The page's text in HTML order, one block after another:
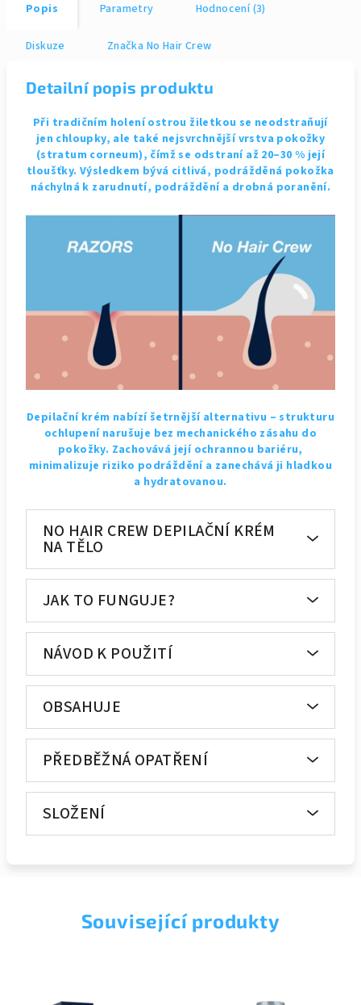
Popis Parametry Hodnocení (3)
Diskuze Značka No Hair Crew
Detailní popis produktu
Při tradičním holení ostrou žiletkou se neodstraňují
jen chloupky, ale také nejsvrchnější vrstva pokožky
(stratum corneum), čímž se odstraní až 20–30 % její
tloušťky. Výsledkem bývá citlivá, podrážděná pokožka
náchylná k zarudnutí, podráždění a drobná poranění.
Depilační krém nabízí šetrnější alternativu – strukturu
ochlupení narušuje bez mechanického zásahu do
pokožky. Zachovává její ochrannou bariéru,
minimalizuje riziko podráždění a zanechává ji hladkou
a hydratovanou.
NO HAIR CREW DEPILAČNÍ KRÉM
NA TĚLO
JAK TO FUNGUJE?
NÁVOD K POUŽITÍ
OBSAHUJE
PŘEDBĚŽNÁ OPATŘENÍ
SLOŽENÍ
Související produkty